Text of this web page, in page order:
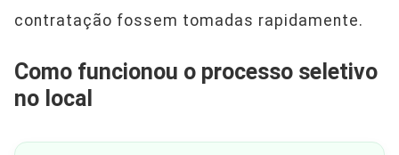
contratação fossem tomadas rapidamente.
Como funcionou o processo seletivo
no local